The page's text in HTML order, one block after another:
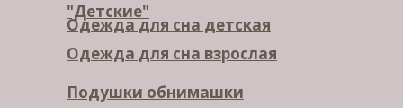
"Детские"
Одежда для сна детская
Одежда для сна взрослая
Подушки обнимашки